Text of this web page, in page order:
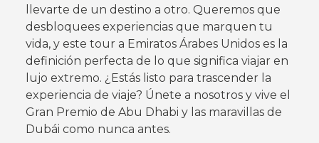
llevarte de un destino a otro. Queremos que
desbloquees experiencias que marquen tu
vida, y este tour a Emiratos Árabes Unidos es la
definición perfecta de lo que significa viajar en
lujo extremo. ¿Estás listo para trascender la
experiencia de viaje? Únete a nosotros y vive el
Gran Premio de Abu Dhabi y las maravillas de
Dubái como nunca antes.